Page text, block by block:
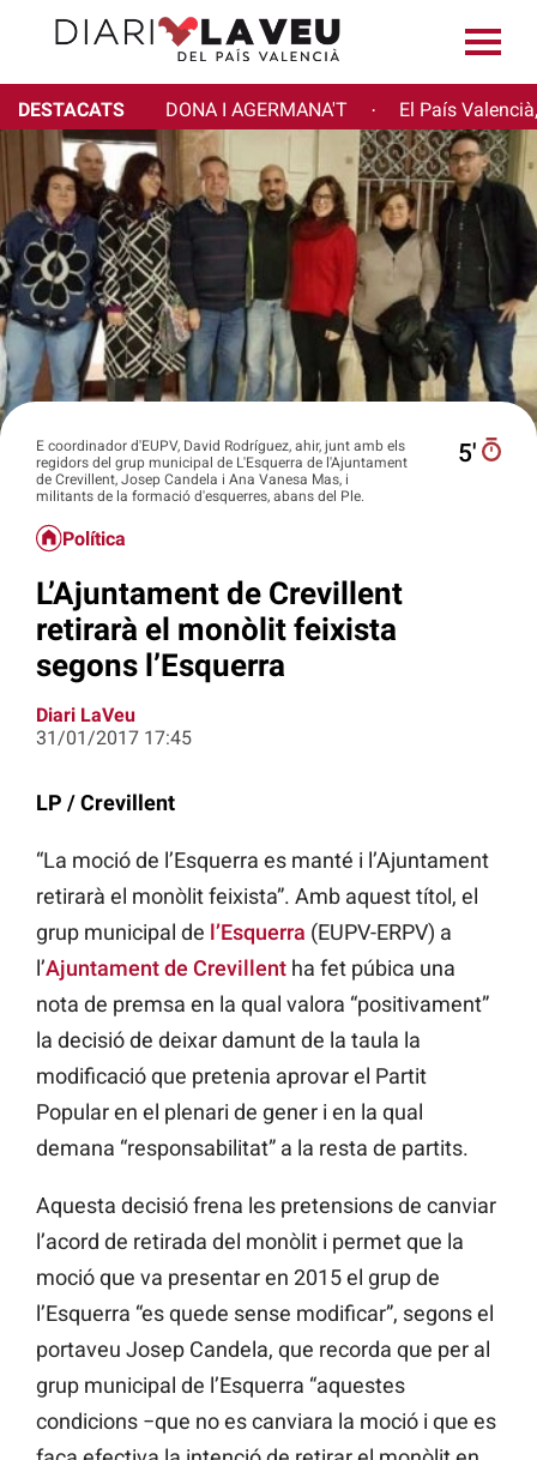
DESTACATS DONA I AGERMANA'T · El País
E coordinador d'EUPV, David Rodríguez, ahir, junt amb els
regidors del grup municipal de L'Esquerra de l'Ajuntament
de Crevillent, Josep Candela i Ana Vanesa Mas, i
militants de la formació d'esquerres, abans del Ple.
5′
Política
L’Ajuntament de Crevillent
retirarà el monòlit feixista
segons l’Esquerra
Diari LaVeu
31/01/2017 17:45
LP / Crevillent
“La moció de l’Esquerra es manté i l’Ajuntament
retirarà el monòlit feixista”. Amb aquest títol, el
grup municipal de l’Esquerra (EUPV-ERPV) a
l’Ajuntament de Crevillent ha fet púbica una
nota de premsa en la qual valora “positivament”
la decisió de deixar damunt de la taula la
modificació que pretenia aprovar el Partit
Popular en el plenari de gener i en la qual
demana “responsabilitat” a la resta de partits.
Aquesta decisió frena les pretensions de canviar
l’acord de retirada del monòlit i permet que la
moció que va presentar en 2015 el grup de
l’Esquerra “es quede sense modificar”, segons el
portaveu Josep Candela, que recorda que per al
grup municipal de l’Esquerra “aquestes
condicions −que no es canviara la moció i que es